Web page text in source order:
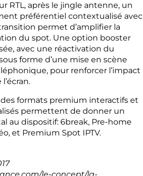
RTL, après le jingle antenne, un
préférentiel contextualisé avec
permet d’amplifier la
du spot. Une option booster
avec une réactivation du
forme d’une mise en scène
pour renforcer l’impact
des formats premium interactifs et
permettent de donner un
au dispositif: 6break, Pre-home
et Premium Spot IPTV.